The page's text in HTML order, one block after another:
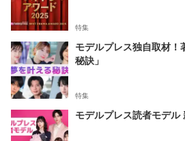
特集
モデルプレス独自取材！
秘訣」
特集
モデルプレス読者モデル